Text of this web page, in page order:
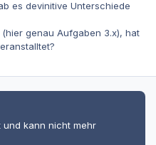
es devinitive Unterschiede
genau Aufgaben 3.x), hat
kann nicht mehr